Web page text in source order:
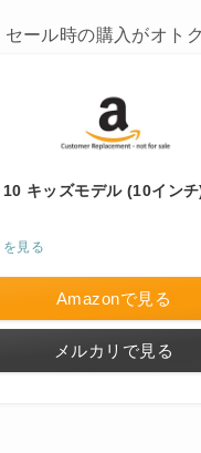
セール時の購入がオト
キッズモデル (10インチ
を見る
Amazonで見る
メルカリで見る